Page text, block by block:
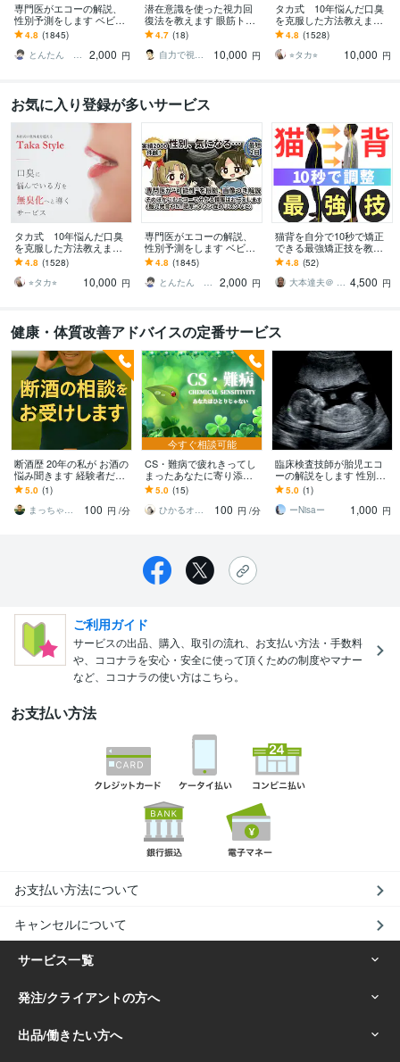
専門医がエコーの解説、
性別予測をします ベビー
ナブ対応！11週以降のエ
コーであれば判定しま
す。
4.8 (1845)
とんたん 周産期専門医 超音波専門医
2,000 円
潜在意識を使った視力回
復法を教えます 眼筋トレ
ーニングだけではダメ！
脳のブレーキを外すメソ
ッド
4.7 (18)
自力で視力回復した人
10,000 円
タカ式 10年悩んだ口臭
を克服した方法教えます
本田式口臭外来でもダメ
だった口臭を克服した方
法
4.8 (1528)
⭐︎タカ⭐︎
10,000 円
お気に入り登録が多いサービス
タカ式 10年悩んだ口臭
を克服した方法教えます
本田式口臭外来でもダメ
だった口臭を克服した方
法
4.8 (1528)
⭐︎タカ⭐︎
10,000 円
専門医がエコーの解説、
性別予測をします ベビー
ナブ対応！11週以降のエ
コーであれば判定しま
す。
4.8 (1845)
とんたん 周産期専門医 超音波専門医
2,000 円
猫背を自分で10秒で矯正
できる最強矯正技を教え
ます 体の軸の第一人者
が、発見した10秒ででき
る猫背姿勢矯正法
4.8 (52)
大本達夫＠ 姿動軸 体の軸を作る第一人者 4,500 円
健康・体質改善アドバイスの定番サービス
断酒歴 20年の私が お酒の
悩み聞きます 経験者だか
ら分かる気持ちがありま
す
5.0 (1)
まっちゃんabc
100 円 /分
今すぐ相談可能
CS・難病で疲れきってし
まったあなたに寄り添い
ます ◯私があなたをひと
りにさせない《化学物質
過敏症》予防・相談◎
5.0 (15)
ひかるオアシスルーム＊LTreading
100 円 /分
臨床検査技師が胎児エコ
ーの解説をします 性別の
他にもお伝え出来る範囲
でお答えします(*^^*)
5.0 (1)
ーNisaー
1,000 円
ご利用ガイド
サービスの出品、購入、取引の流れ、お支払い方法・手数料
や、ココナラを安心・安全に使って頂くための制度やマナー
など、ココナラの使い方はこちら。
お支払い方法
お支払い方法について
キャンセルについて